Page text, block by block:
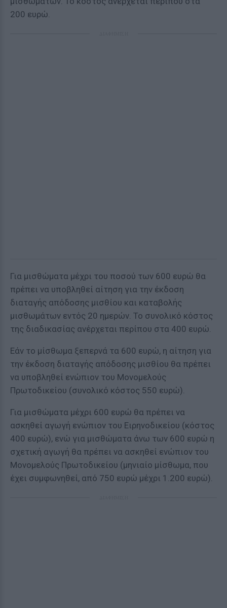
200 ευρώ.
Για μισθώματα μέχρι του ποσού των 600 ευρώ θα
πρέπει να υποβληθεί αίτηση για την έκδοση
διαταγής απόδοσης μισθίου και καταβολής
μισθωμάτων εντός 20 ημερών. Το συνολικό κόστος
της διαδικασίας ανέρχεται περίπου στα 400 ευρώ.
Εάν το μίσθωμα ξεπερνά τα 600 ευρώ, η αίτηση για
την έκδοση διαταγής απόδοσης μισθίου θα πρέπει
να υποβληθεί ενώπιον του Μονομελούς
Πρωτοδικείου (συνολικό κόστος 550 ευρώ).
Για μισθώματα μέχρι 600 ευρώ θα πρέπει να
ασκηθεί αγωγή ενώπιον του Ειρηνοδικείου (κόστος
400 ευρώ), ενώ για μισθώματα άνω των 600 ευρώ η
σχετική αγωγή θα πρέπει να ασκηθεί ενώπιον του
Μονομελούς Πρωτοδικείου (μηνιαίο μίσθωμα, που
έχει συμφωνηθεί, από 750 ευρώ μέχρι 1.200 ευρώ).